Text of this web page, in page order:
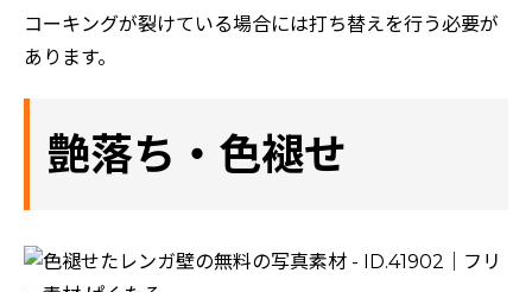
ホーム
コーキングが裂けている場合には打ち替えを行う必要が
あります。
艶落ち・色褪せ